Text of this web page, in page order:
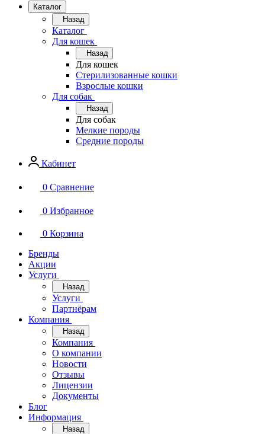
Каталог
Назад
Каталог
Для кошек
Назад
Для кошек
Стерилизованные кошки
Взрослые кошки
Для собак
Назад
Для собак
Мелкие породы
Средние породы
Кабинет
0 Сравнение
0 Избранное
0 Корзина
Бренды
Акции
Услуги
Назад
Услуги
Партнёрам
Компания
Назад
Компания
О компании
Новости
Отзывы
Лицензии
Документы
Блог
Информация
Назад